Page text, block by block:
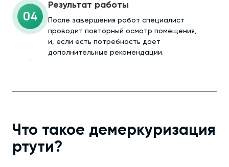
04
Результат работы
После завершения работ специалист
проводит повторный осмотр помещения,
и, если есть потребность дает
дополнительные рекомендации.
Что такое демеркуризация
ртути?